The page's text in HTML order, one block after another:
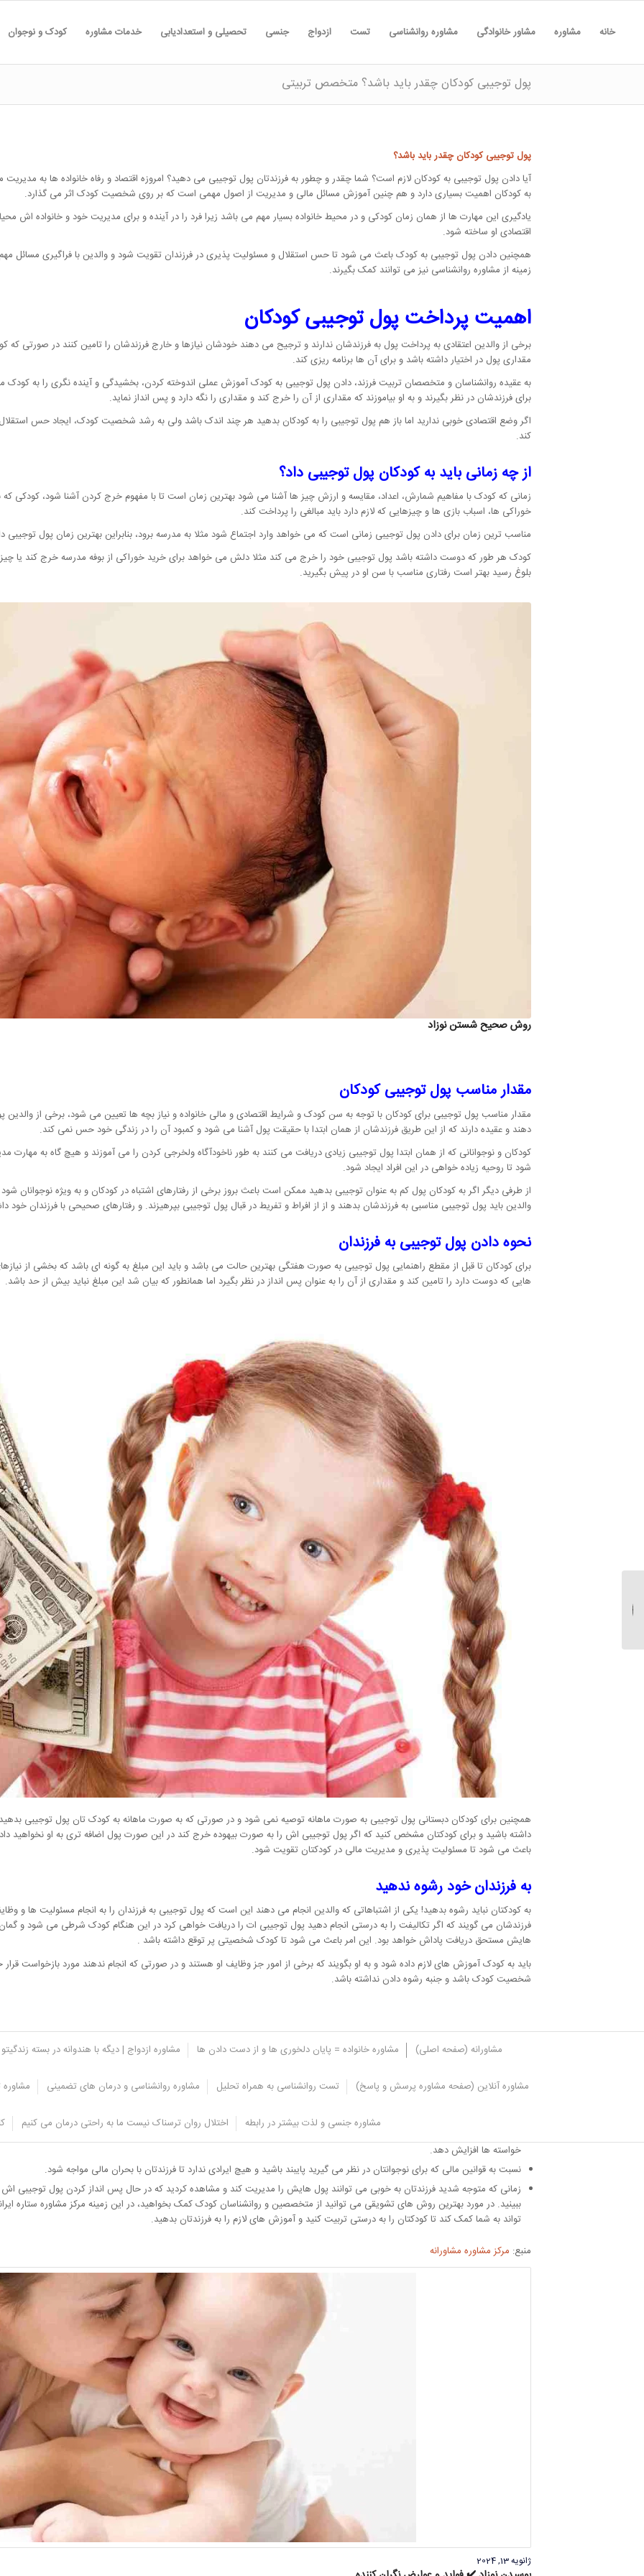
خانه مشاوره مشاور خانوادگی مشاوره روانشناسی تست ازدواج جنسی تحصیلی و استعدادیابی خدمات مشاوره کودک و نوجوان
پول توجیبی کودکان چقدر باید باشد؟ متخصص تربیتی
پول توجیبی کودکان چقدر باید باشد؟
آیا دادن پول توجیبی به کودکان لازم است؟ شما چقدر و چطور به فرزندتان پول توجیبی می دهید؟ امروزه اقتصاد و رفاه خانواده ها به
به کودکان اهمیت بسیاری دارد و هم چنین آموزش مسائل مالی و مدیریت از اصول مهمی است که بر روی شخصیت کودک اثر می گذارد.
یادگیری این مهارت ها از همان زمان کودکی و در محیط خانواده بسیار مهم می باشد زیرا فرد را در آینده و برای مدیریت خود و خانواده
اقتصادی او ساخته شود.
همچنین دادن پول توجیبی به کودک باعث می شود تا حس استقلال و مسئولیت پذیری در فرزندان تقویت شود و والدین با فراگیری مسائل
زمینه از مشاوره روانشناسی نیز می توانند کمک بگیرند.
اهمیت پرداخت پول توجیبی کودکان
برخی از والدین اعتقادی به پرداخت پول به فرزندشان ندارند و ترجیح می دهند خودشان نیازها و خارج فرزندشان را تامین کنند در صورتی
مقداری پول در اختیار داشته باشد و برای آن ها برنامه ریزی کند.
به عقیده روانشناسان و متخصصان تربیت فرزند، دادن پول توجیبی به کودک آموزش عملی اندوخته کردن، بخشیدگی و آینده نگری را به کودک
برای فرزندشان در نظر بگیرند و به او بیاموزند که مقداری از آن را خرج کند و مقداری را نگه دارد و پس انداز نماید.
اگر وضع اقتصادی خوبی ندارید اما باز هم پول توجیبی را به کودکان بدهید هر چند اندک باشد ولی به رشد شخصیت کودک، ایجاد حس
کند.
از چه زمانی باید به کودکان پول توجیبی داد؟
خوراکی ها، اسباب بازی ها و چیزهایی که لازم دارد باید مبالغی را پرداخت کند.
مناسب ترین زمان برای دادن پول توجیبی زمانی است که می خواهد وارد اجتماع شود مثلا به مدرسه برود، بنابراین بهترین زمان پول توجیبی دادن به کودک از 6
کودک هر طور که دوست داشته باشد پول توجیبی خود را خرج می کند مثلا دلش می خواهد برای خرید خوراکی از بوفه مدرسه خرج کند یا
بلوغ رسید بهتر است رفتاری مناسب با سن او در پیش بگیرید.
روش صحیح شستن نوزاد
مقدار مناسب پول توجیبی کودکان
مقدار مناسب پول توجیبی برای کودکان با توجه به سن کودک و شرایط اقتصادی و مالی خانواده و نیاز بچه ها تعیین می شود، برخی از والدین
دهند و عقیده دارند که از این طریق فرزندشان از همان ابتدا با حقیقت پول آشنا می شود و کمبود آن را در زندگی خود حس نمی کند.
کودکان و نوجوانانی که از همان ابتدا پول توجیبی زیادی دریافت می کنند به طور ناخودآگاه ولخرجی کردن را می آموزند و هیچ گاه به
شود تا روحیه زیاده خواهی در این افراد ایجاد شود.
از طرفی دیگر اگر به کودکان پول کم به عنوان توجیبی بدهید ممکن است باعث بروز برخی از رفتارهای اشتباه در کودکان و به ویژه نوجوانان
والدین باید پول توجیبی مناسبی به فرزندشان بدهند و از از افراط و تفریط در قبال پول توجیبی بپرهیزند. و رفتارهای صحیحی با فرزندان خود
نحوه دادن پول توجیبی به فرزندان
برای کودکان تا قبل از مقطع راهنمایی پول توجیبی به صورت هفتگی بهترین حالت می باشد و باید این مبلغ به گونه ای باشد که بخشی از
هایی که دوست دارد را تامین کند و مقداری از آن را به عنوان پس انداز در نظر بگیرد اما همانطور که بیان شد این مبلغ نباید بیش از حد باشد.
همچنین برای کودکان دبستانی پول توجیبی به صورت ماهانه توصیه نمی شود و در صورتی که به صورت ماهانه به کودک تان پول توجیبی
داشته باشید و برای کودکتان مشخص کنید که اگر پول توجیبی اش را به صورت بیهوده خرج کند در این صورت پول اضافه تری به او نخواهید داد و
باعث می شود تا مسئولیت پذیری و مدیریت مالی در کودکتان تقویت شود.
به فرزندان خود رشوه ندهید
به کودکتان نباید رشوه بدهید! یکی از اشتباهاتی که والدین انجام می دهند این است که پول توجیبی به فرزندان را به انجام مسئولیت ها و
فرزندشان می گویند که اگر تکالیفت را به درستی انجام دهید پول توجیبی ات را دریافت خواهی کرد در این هنگام کودک شرطی می شود و
هایش مستحق دریافت پاداش خواهد بود. این امر باعث می شود تا کودک شخصیتی پر توقع داشته باشد .
باید به کودک آموزش های لازم داده شود و به او بگویند که برخی از امور جز وظایف او هستند و در صورتی که انجام ندهند مورد بازخواست
شخصیت کودک باشد و جنبه رشوه دادن نداشته باشد.
مشاورانه (صفحه اصلی) مشاوره خانواده = پایان دلخوری ها و از دست دادن ها مشاوره ازدواج | دیگه با هندوانه در بسته
مشاوره آنلاین (صفحه مشاوره پرسش و پاسخ) تست روانشناسی به همراه تحلیل مشاوره روانشناسی و درمان های تضمینی
مشاوره جنسی و لذت بیشتر در رابطه اختلال روان ترسناک نیست ما به راحتی درمان می کنیم
ممکن است کودکتان برای این که وسیله یا اسباب بازی خاص خودش را بخرد از شما تقاضای پول می کند در این صورت شما باید به او یاد
خواسته ها افزایش دهد.
نسبت به قوانین مالی که برای نوجوانتان در نظر می گیرید پایبند باشید و هیچ ایرادی ندارد تا فرزندتان با بحران مالی مواجه شود.
زمانی که متوجه شدید فرزندتان به خوبی می توانند پول هایش را مدیریت کند و مشاهده کردید که در حال پس انداز کردن پول توجیبی
ببینید. در مورد بهترین روش های تشویقی می توانید از متخصصین و روانشناسان کودک کمک بخواهید، در این زمینه مرکز مشاوره ستاره
تواند به شما کمک کند تا کودکتان را به درستی تربیت کنید و آموزش های لازم را به فرزندتان بدهید.
منبع: مرکز مشاوره مشاورانه
ژانویه 13, 2024
مصرف دوباره مواد مخدر |
علائم بازگشت به اعتیاد...